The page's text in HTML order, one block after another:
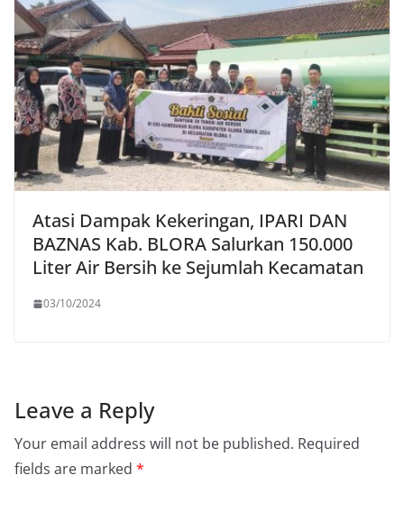
Atasi Dampak Kekeringan, IPARI DAN
BAZNAS Kab. BLORA Salurkan 150.000
Liter Air Bersih ke Sejumlah Kecamatan
03/10/2024
Leave a Reply
Your email address will not be published. Required
fields are marked *